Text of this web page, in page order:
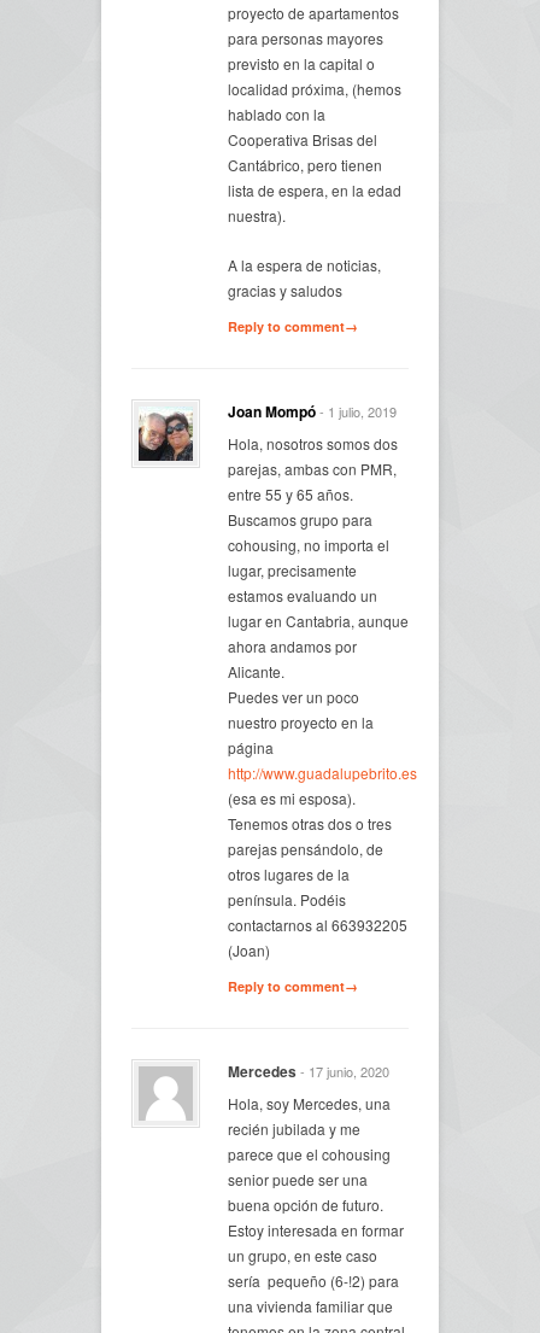
proyecto de apartamentos
para personas mayores
previsto en la capital o
localidad próxima, (hemos
hablado con la
Cooperativa Brisas del
Cantábrico, pero tienen
lista de espera, en la edad
nuestra).
A la espera de noticias,
gracias y saludos
Reply to comment→
Joan Mompó- 1 julio, 2019
Hola, nosotros somos dos
parejas, ambas con PMR,
entre 55 y 65 años.
Buscamos grupo para
cohousing, no importa el
lugar, precisamente
estamos evaluando un
lugar en Cantabria, aunque
ahora andamos por
Alicante.
Puedes ver un poco
nuestro proyecto en la
página
http://www.guadalupebrito.es
(esa es mi esposa).
Tenemos otras dos o tres
parejas pensándolo, de
otros lugares de la
península. Podéis
contactarnos al 663932205
(Joan)
Reply to comment→
Mercedes - 17 junio, 2020
Hola, soy Mercedes, una
recién jubilada y me
parece que el cohousing
senior puede ser una
buena opción de futuro.
Estoy interesada en formar
un grupo, en este caso
sería pequeño (6-!2) para
una vivienda familiar que